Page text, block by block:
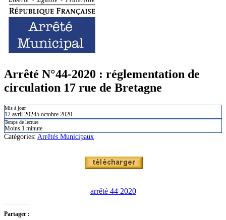
Arrêté N°44-2020 : réglementation de
circulation 17 rue de Bretagne
Mis à jour
12 avril 20245 octobre 2020
Temps de lecture
Moins 1 minute
Catégories: Arrêtés Municipaux
arrêté 44 2020
Partager :